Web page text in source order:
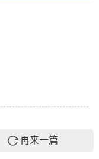
再来一篇